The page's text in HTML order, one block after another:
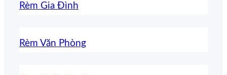
Rèm Gia Đình
Rèm Văn Phòng